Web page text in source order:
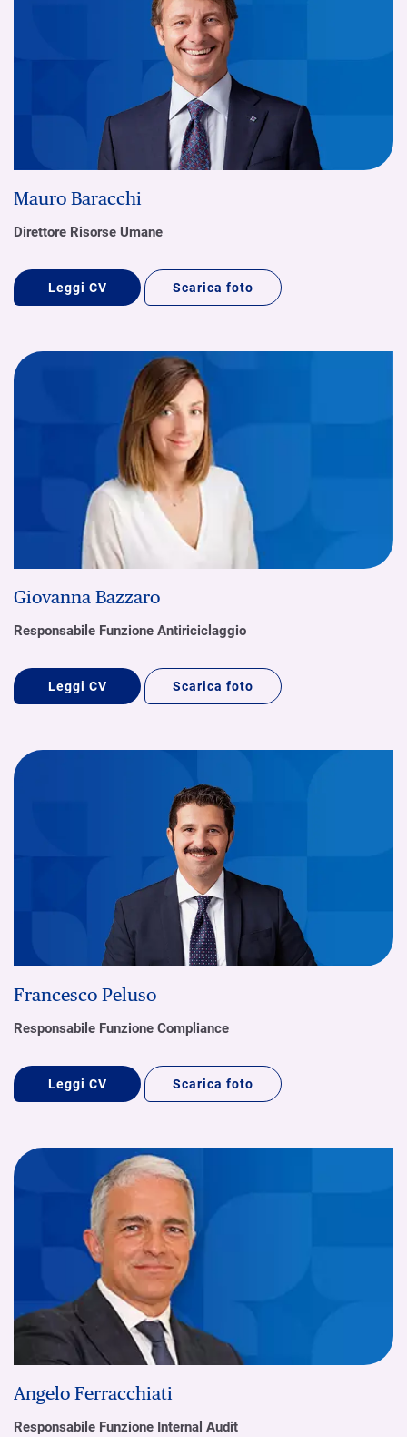
Mauro Baracchi
Direttore Risorse Umane
Leggi CV Scarica foto
Giovanna Bazzaro
Responsabile Funzione Antiriciclaggio
Leggi CV Scarica foto
Francesco Peluso
Responsabile Funzione Compliance
Leggi CV Scarica foto
Angelo Ferracchiati
Responsabile Funzione Internal Audit